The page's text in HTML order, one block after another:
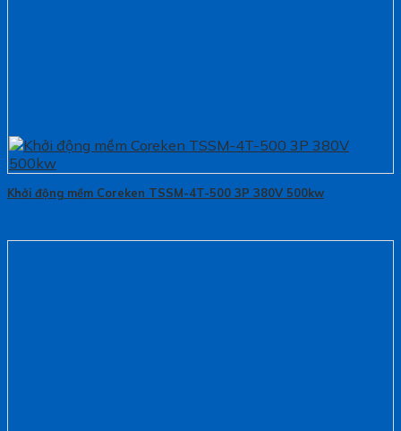
Khởi động mềm Coreken TSSM-4T-500 3P 380V 500kw